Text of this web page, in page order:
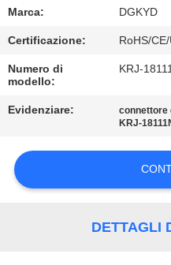
CONTROLLO
DI
QUALITÀ
CONTATTICI
RICHIEDA
UNA
CITAZIONE
Marca: DGKYD
Certificazione: RoHS/
Numero di
modello:
KRJ-
Evidenziare: connettore
KRJ-
DETTAGLI